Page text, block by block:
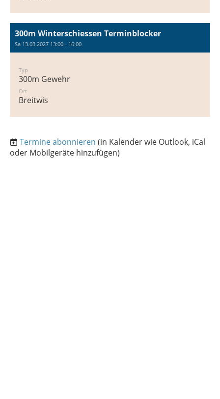
300m Winterschiessen Terminblocker
Sa 13.03.2027 13:00 - 16:00
Typ
300m Gewehr
Ort
Breitwis
Termine abonnieren (in Kalender wie Outlook, iCal
oder Mobilgeräte hinzufügen)